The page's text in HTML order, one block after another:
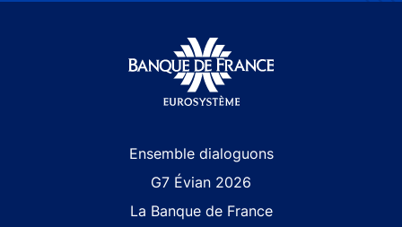
Ensemble dialoguons
G7 Évian 2026
La Banque de France